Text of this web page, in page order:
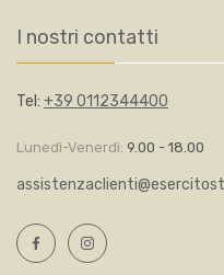
I nostri contatti
Tel: +39 0112344400
Lunedì-Venerdì: 9.00 - 18.00